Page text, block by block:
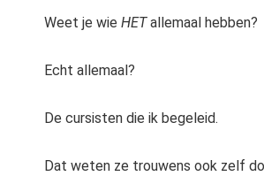
Weet je wie HETallemaal hebben?
Echt allemaal?
De cursisten die ik begeleid.
Dat weten ze trouwens ook zelf